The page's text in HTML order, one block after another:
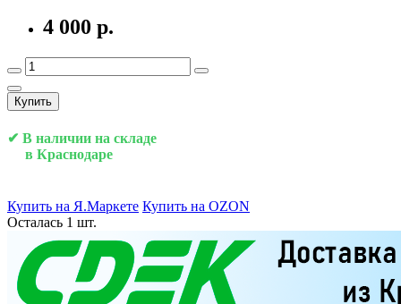
4 000 р.
Купить
✔ В наличии на складе
в Краснодаре
Купить на Я.Маркете Купить на OZON
Осталась 1 шт.